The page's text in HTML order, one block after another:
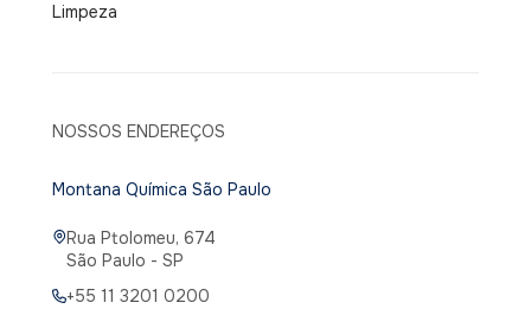
Limpeza
NOSSOS ENDEREÇOS
Montana Química São Paulo
Rua Ptolomeu, 674
São Paulo - SP
+55 11 3201 0200